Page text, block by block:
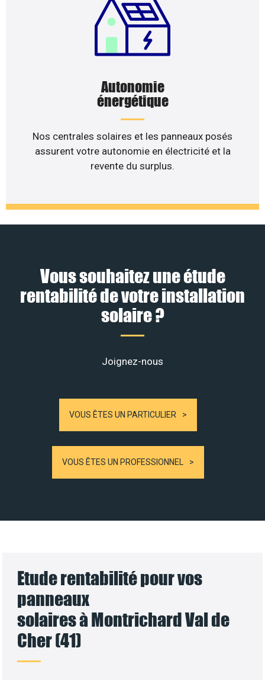
Autonomie
énergétique
Nos centrales solaires et les panneaux posés
assurent votre autonomie en électricité et la
revente du surplus.
Vous souhaitez une étude
rentabilité de votre installation
solaire ?
Joignez-nous
VOUS ÊTES UN PARTICULIER
VOUS ÊTES UN PROFESSIONNEL
Etude rentabilité pour vos
panneaux
solaires à Montrichard Val de
Cher (41)